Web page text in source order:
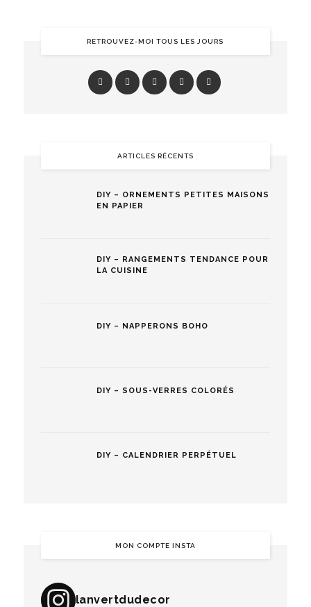
RETROUVEZ-MOI TOUS LES JOURS
ARTICLES RÉCENTS
DIY – ORNEMENTS PETITES MAISONS
EN PAPIER
DIY – RANGEMENTS TENDANCE POUR
LA CUISINE
DIY – NAPPERONS BOHO
DIY – SOUS-VERRES COLORÉS
DIY – CALENDRIER PERPÉTUEL
MON COMPTE INSTA
lanvertdudecor